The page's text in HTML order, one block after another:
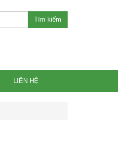
Tìm kiếm
LIÊN HỆ